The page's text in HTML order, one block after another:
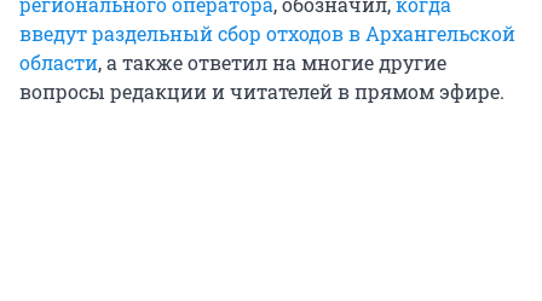
введут раздельный сбор отходов в Архангельской
области, а также ответил на многие другие
вопросы редакции и читателей в прямом эфире.